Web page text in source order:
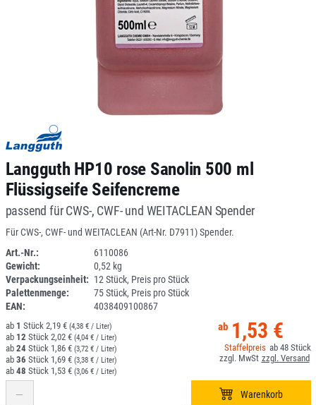
Langguth HP10 rose Sanolin 500 ml
Flüssigseife Seifencreme
passend für CWS-, CWF- und WEITACLEAN Spender
Für CWS-, CWF- und WEITACLEAN (Art-Nr. D7911) Spender.
Art.-Nr.:
6110086
Gewicht:
0,52 kg
Verpackungseinheit: 12 Stück, Preis pro Stück
Palettenmenge:
75 Stück, Preis pro Stück
EAN:
4038409100867
1,53 €
48
1 2,19 € (4,38 € / Liter)
12 2,02 € (4,04 € / Liter)
24 1,86 € (3,72 € / Liter)
36 1,69 € (3,38 € / Liter)
48 1,53 € (3,06 € / Liter)